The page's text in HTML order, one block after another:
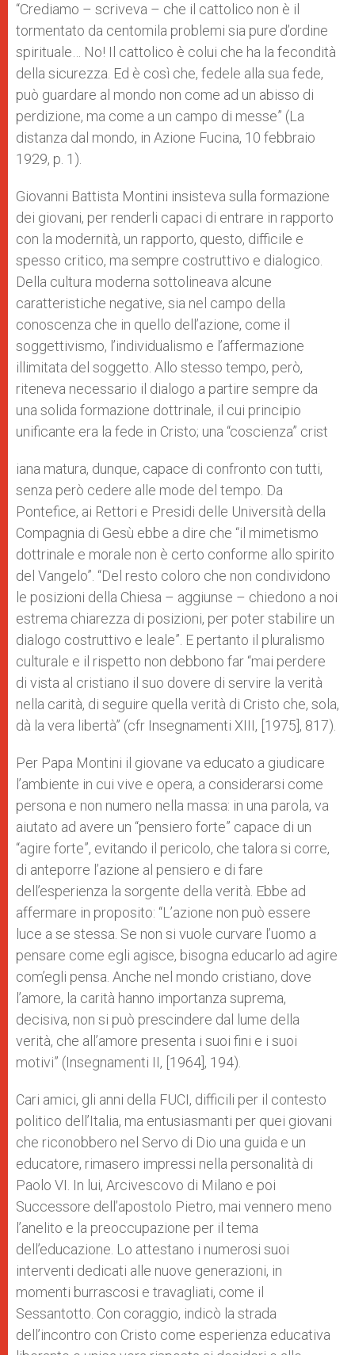
“Crediamo – scriveva – che il cattolico non è il
tormentato da centomila problemi sia pure d’ordine
spirituale… No! Il cattolico è colui che ha la fecondità
della sicurezza. Ed è così che, fedele alla sua fede,
può guardare al mondo non come ad un abisso di
perdizione, ma come a un campo di messe” (La
distanza dal mondo, in Azione Fucina, 10 febbraio
1929, p. 1).
Giovanni Battista Montini insisteva sulla formazione
dei giovani, per renderli capaci di entrare in rapporto
con la modernità, un rapporto, questo, difficile e
spesso critico, ma sempre costruttivo e dialogico.
Della cultura moderna sottolineava alcune
caratteristiche negative, sia nel campo della
conoscenza che in quello dell’azione, come il
soggettivismo, l’individualismo e l’affermazione
illimitata del soggetto. Allo stesso tempo, però,
riteneva necessario il dialogo a partire sempre da
una solida formazione dottrinale, il cui principio
unificante era la fede in Cristo; una “coscienza” crist
iana matura, dunque, capace di confronto con tutti,
senza però cedere alle mode del tempo. Da
Pontefice, ai Rettori e Presidi delle Università della
Compagnia di Gesù ebbe a dire che “il mimetismo
dottrinale e morale non è certo conforme allo spirito
del Vangelo”. “Del resto coloro che non condividono
le posizioni della Chiesa – aggiunse – chiedono a noi
estrema chiarezza di posizioni, per poter stabilire un
dialogo costruttivo e leale”. E pertanto il pluralismo
culturale e il rispetto non debbono far “mai perdere
di vista al cristiano il suo dovere di servire la verità
nella carità, di seguire quella verità di Cristo che, sola,
dà la vera libertà” (cfr Insegnamenti XIII, [1975], 817).
Per Papa Montini il giovane va educato a giudicare
l’ambiente in cui vive e opera, a considerarsi come
persona e non numero nella massa: in una parola, va
aiutato ad avere un “pensiero forte” capace di un
“agire forte”, evitando il pericolo, che talora si corre,
di anteporre l’azione al pensiero e di fare
dell’esperienza la sorgente della verità. Ebbe ad
affermare in proposito: “L’azione non può essere
luce a se stessa. Se non si vuole curvare l’uomo a
pensare come egli agisce, bisogna educarlo ad agire
com’egli pensa. Anche nel mondo cristiano, dove
l’amore, la carità hanno importanza suprema,
decisiva, non si può prescindere dal lume della
verità, che all’amore presenta i suoi fini e i suoi
motivi” (Insegnamenti II, [1964], 194).
Cari amici, gli anni della FUCI, difficili per il contesto
politico dell’Italia, ma entusiasmanti per quei giovani
che riconobbero nel Servo di Dio una guida e un
educatore, rimasero impressi nella personalità di
Paolo VI. In lui, Arcivescovo di Milano e poi
Successore dell’apostolo Pietro, mai vennero meno
l’anelito e la preoccupazione per il tema
dell’educazione. Lo attestano i numerosi suoi
interventi dedicati alle nuove generazioni, in
momenti burrascosi e travagliati, come il
Sessantotto. Con coraggio, indicò la strada
dell’incontro con Cristo come esperienza educativa